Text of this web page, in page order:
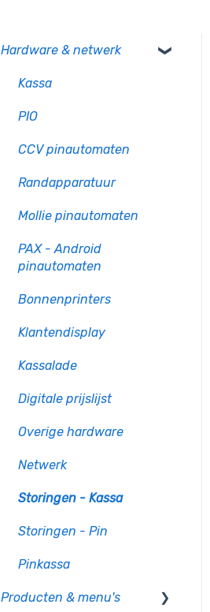
Hardware & netwerk
Kassa
PIO
CCV pinautomaten
Randapparatuur
Mollie pinautomaten
PAX - Android
pinautomaten
Bonnenprinters
Klantendisplay
Kassalade
Digitale prijslijst
Overige hardware
Netwerk
Storingen - Kassa
Storingen - Pin
Pinkassa
Producten & menu's